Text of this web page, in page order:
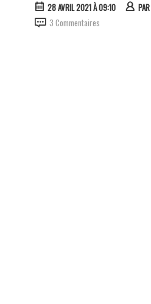
28 AVRIL 2021 À 09:10 PAR
3 Commentaires